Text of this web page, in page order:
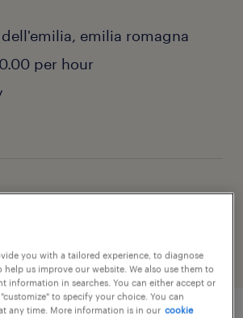
emilia romagna
per hour
you with a tailored experience, to diagnose
us improve our website. We also use them to
information in searches. You can either accept or
to specify your choice. You can
any time. More information is in our cookie